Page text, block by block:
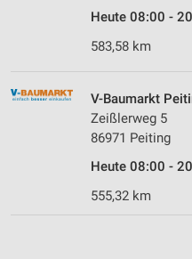
Heute 08:00 -
583,58 km
V-Baumarkt
Zeißlerweg 5
86971 Peiting
Heute 08:00 -
555,32 km